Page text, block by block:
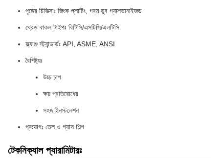
পৃষ্ঠের চিকিত্সাঃ জিংক প্লাটিং, গরম ডুব গ্যালভানাইজড
থ্রেড বাকল টাইপঃ বিটিসি/এসটিসি/এলটিসি
ফ্ল্যাঞ্জ স্ট্যান্ডার্ডঃ API, ASME, ANSI
বৈশিষ্ট্যঃ
উচ্চ চাপ
ক্ষয় প্রতিরোধের
সহজ ইনস্টলেশন
প্রয়োগঃ তেল ও গ্যাস শিল্প
টেকনিক্যাল প্যারামিটারঃ